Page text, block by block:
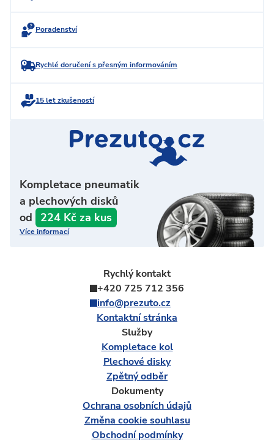
Poradenství
Rychlé doručení s přesným informováním
15 let zkušeností
Kompletace pneumatik
a plechových disků
od
224 Kč za kus
Více informací
Rychlý kontakt
+420 725 712 356
info@prezuto.cz
Kontaktní stránka
Služby
Kompletace kol
Plechové disky
Zpětný odběr
Dokumenty
Ochrana osobních údajů
Změna cookie souhlasu
Obchodní podmínky